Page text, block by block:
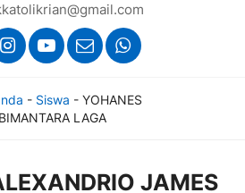
- Siswa - YOHANES
LAGA
JAMES